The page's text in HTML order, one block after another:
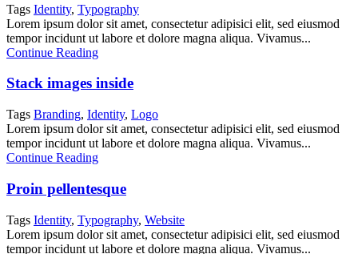
Tags Identity, Typography
Lorem ipsum dolor sit amet, consectetur adipisici elit, sed eiusmod
tempor incidunt ut labore et dolore magna aliqua. Vivamus...
Continue Reading
Stack images inside
Tags Branding, Identity, Logo
Lorem ipsum dolor sit amet, consectetur adipisici elit, sed eiusmod
tempor incidunt ut labore et dolore magna aliqua. Vivamus...
Continue Reading
Proin pellentesque
Tags Identity, Typography, Website
Lorem ipsum dolor sit amet, consectetur adipisici elit, sed eiusmod
tempor incidunt ut labore et dolore magna aliqua. Vivamus...